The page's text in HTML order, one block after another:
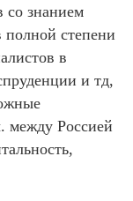
со знанием
полной степени
в
и тд,
между Россией